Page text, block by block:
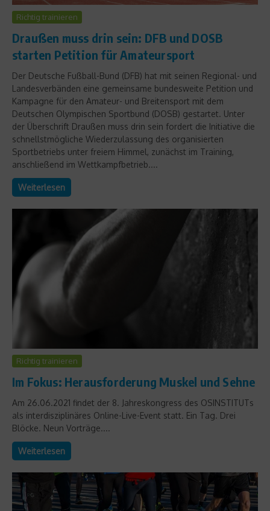
Richtig trainieren
Draußen muss drin sein: DFB und DOSB
starten Petition für Amateursport
Der Deutsche Fußball-Bund (DFB) hat mit seinen Regional- und
Landesverbänden eine gemeinsame bundesweite Petition und
Kampagne für den Amateur- und Breitensport mit dem
Deutschen Olympischen Sportbund (DOSB) gestartet. Unter
der Überschrift Draußen muss drin sein fordert die Initiative die
schnellstmögliche Wiederzulassung des organisierten
Sportbetriebs unter freiem Himmel, zunächst im Training,
anschließend im Wettkampfbetrieb....
Weiterlesen
Richtig trainieren
Im Fokus: Herausforderung Muskel und Sehne
Am 26.06.2021 findet der 8. Jahreskongress des OSINSTITUTs
als interdisziplinäres Online-Live-Event statt. Ein Tag. Drei
Blöcke. Neun Vorträge....
Weiterlesen